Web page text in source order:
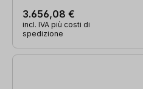
3.656,08 €
incl. IVA più costi di
spedizione